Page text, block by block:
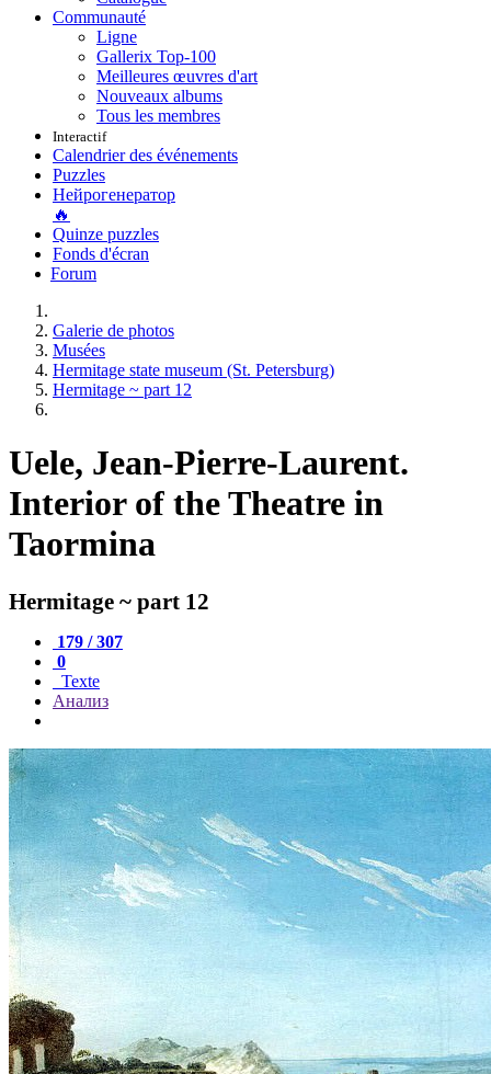
Communauté
Ligne
Gallerix Top-100
Meilleures œuvres d'art
Nouveaux albums
Tous les membres
Interactif
Calendrier des événements
Puzzles
Нейрогенератор
🔥
Quinze puzzles
Fonds d'écran
Forum
Galerie de photos
Musées
Hermitage state museum (St. Petersburg)
Hermitage ~ part 12
Uele, Jean-Pierre-Laurent.
Interior of the Theatre in
Taormina
Hermitage ~ part 12
179 / 307
0
Texte
Анализ